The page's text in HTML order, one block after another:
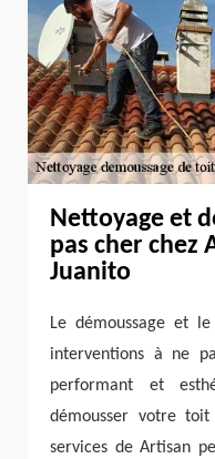
Nettoyage et
pas cher chez
Juanito
Le démoussage et
interventions à ne
performant et
démousser votre
services de Artisan